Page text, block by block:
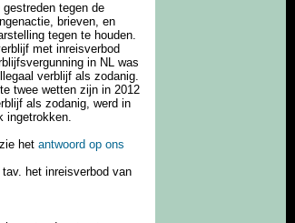
tegen de
brieven, en
tegen te houden.
met inreisverbod
in NL was
verblijf als zodanig.
twee wetten zijn in 2012
als zodanig, werd in
ingetrokken.
het antwoord op ons
het inreisverbod van